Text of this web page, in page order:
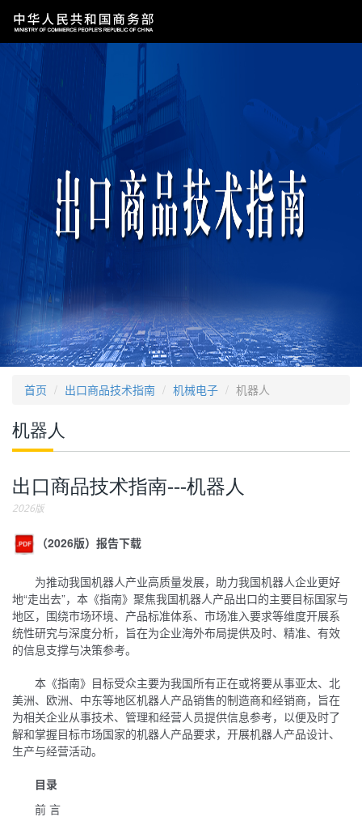
首页 出口商品技术指南 机械电子 机器人
机器人
出口商品技术指南---机器人
2026版
（2026版）报告下载
为推动我国机器人产业高质量发展，助力我国机器人企业更好
地“走出去”，本《指南》聚焦我国机器人产品出口的主要目标国家与
地区，围绕市场环境、产品标准体系、市场准入要求等维度开展系
统性研究与深度分析，旨在为企业海外布局提供及时、精准、有效
的信息支撑与决策参考。
本《指南》目标受众主要为我国所有正在或将要从事亚太、北
美洲、欧洲、中东等地区机器人产品销售的制造商和经销商，旨在
为相关企业从事技术、管理和经营人员提供信息参考，以便及时了
解和掌握目标市场国家的机器人产品要求，开展机器人产品设计、
生产与经营活动。
目录
前 言